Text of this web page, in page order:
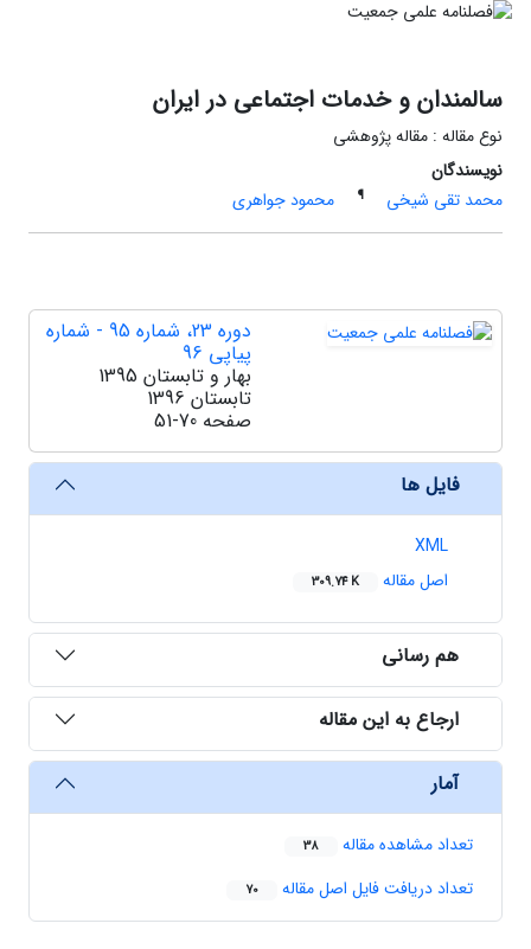
سالمندان و خدمات اجتماعی در ایران
نوع مقاله : مقاله پژوهشی
نویسندگان
محمد تقی شیخی
¶ محمود جواهری
دوره 23، شماره 95 - شماره
پیاپی 96
بهار و تابستان 1395
تابستان 1396
صفحه 51-70
فایل ها
XML
اصل مقاله
309.74 K
هم رسانی
ارجاع به این مقاله
آمار
تعداد مشاهده مقاله 38
تعداد دریافت فایل اصل مقاله 70